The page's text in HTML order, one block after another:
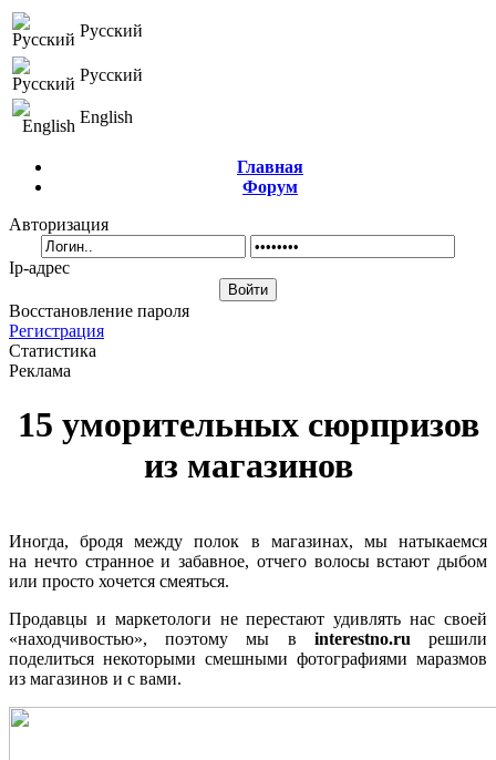
Русский
Русский
English
Главная
Форум
Авторизация
Ip-адрес
Восстановление пароля
Регистрация
Статистика
Реклама
15 уморительных сюрпризов
из магазинов
Иногда, бродя между полок в магазинах, мы натыкаемся
на нечто странное и забавное, отчего волосы встают дыбом
или просто хочется смеяться.
Продавцы и маркетологи не перестают удивлять нас своей
«находчивостью», поэтому мы в interestno.ru решили
поделиться некоторыми смешными фотографиями маразмов
из магазинов и с вами.